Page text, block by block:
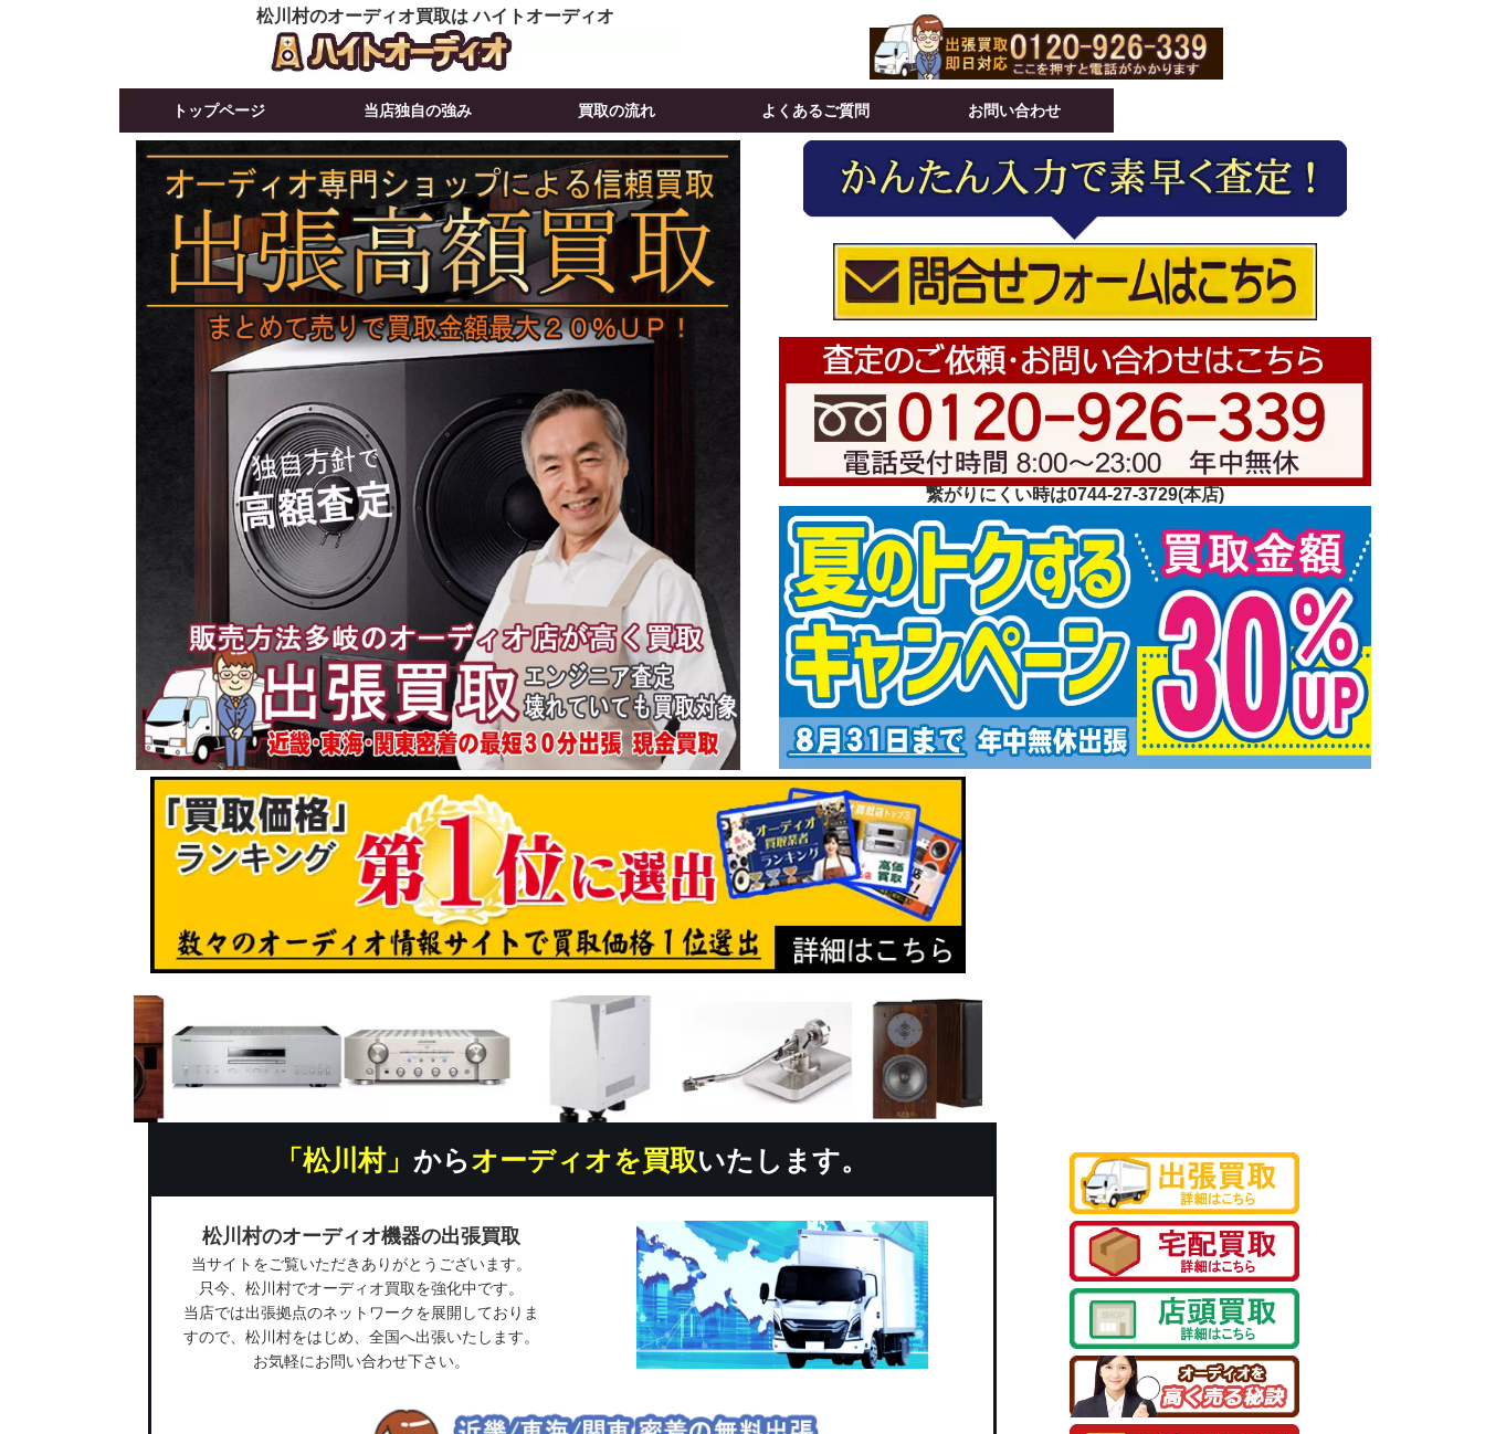
松川村のオーディオ買取は ハイトオーディオ
繋がりにくい時は0744-27-3729(本店)
「松川村」 からオーディオを買取いたします。
松川村のオーディオ機器の出張買取
当サイトをご覧いただきありがとうございます。
只今、松川村でオーディオ買取を強化中です。
当店では出張拠点のネットワークを展開しておりま
すので、松川村をはじめ、全国へ出張いたします。
お気軽にお問い合わせ下さい。
トップページ 当店独自の強み 買取の流れ よくあるご質問 お問い合わせ